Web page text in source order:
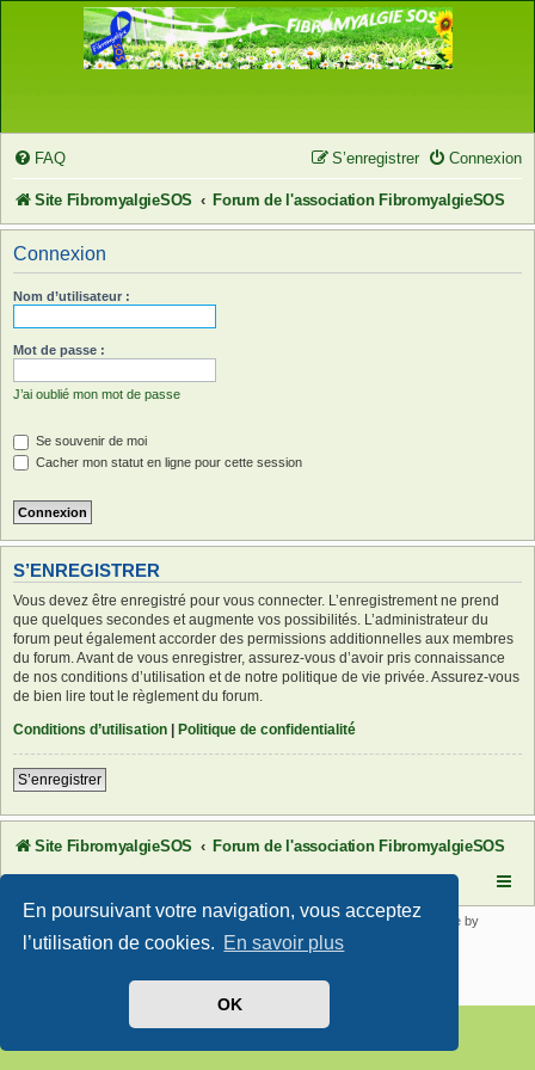
En poursuivant votre navigation, vous acceptez
l’utilisation de cookies. En savoir plus
OK
FAQ Connexion
S’enregistrer
Site FibromyalgieSOS Forum de l'association FibromyalgieSOS
Connexion
Nom d’utilisateur :
Mot de passe :
J’ai oublié mon mot de passe
Se souvenir de moi
Cacher mon statut en ligne pour cette session
S’ENREGISTRER
Vous devez être enregistré pour vous connecter. L’enregistrement ne prend
que quelques secondes et augmente vos possibilités. L’administrateur du
forum peut également accorder des permissions additionnelles aux membres
du forum. Avant de vous enregistrer, assurez-vous d’avoir pris connaissance
de nos conditions d’utilisation et de notre politique de vie privée. Assurez-vous
de bien lire tout le règlement du forum.
Conditions d’utilisation
Politique de confidentialité
S’enregistrer
Site FibromyalgieSOS Forum de l'association FibromyalgieSOS
Développé parphpBB® Forum Software © phpBB Limited | SE Square by
PhpBB3 BBCodes
Confidentialité|Conditions